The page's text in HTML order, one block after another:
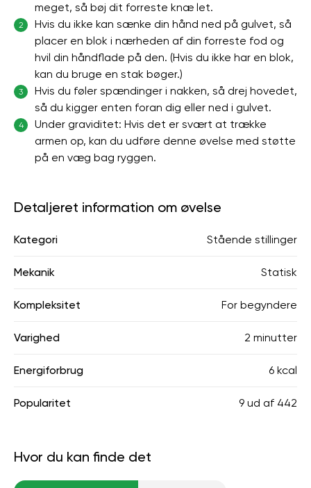
meget, så bøj dit forreste knæ let.
2
Hvis du ikke kan sænke din hånd ned på gulvet, så
placer en blok i nærheden af ​​din forreste fod og
hvil din håndflade på den. (Hvis du ikke har en blok,
kan du bruge en stak bøger.)
3
Hvis du føler spændinger i nakken, så drej hovedet,
så du kigger enten foran dig eller ned i gulvet.
4
Under graviditet: Hvis det er svært at trække
armen op, kan du udføre denne øvelse med støtte
på en væg bag ryggen.
Detaljeret information om øvelse
Kategori Stående stillinger
Mekanik Statisk
Kompleksitet For begyndere
Varighed 2 minutter
Energiforbrug 6 kcal
Popularitet 9 ud af 442
Hvor du kan finde det